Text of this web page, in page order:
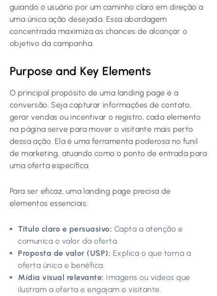
guiando o usuário por um caminho claro em direção a
uma única ação desejada. Essa abordagem
concentrada maximiza as chances de alcançar o
objetivo da campanha.
Purpose and Key Elements
O principal propósito de uma landing page é a
conversão. Seja capturar informações de contato,
gerar vendas ou incentivar o registro, cada elemento
na página serve para mover o visitante mais perto
dessa ação. Ela é uma ferramenta poderosa no funil
de marketing, atuando como o ponto de entrada para
uma oferta específica.
Para ser eficaz, uma landing page precisa de
elementos essenciais:
Título claro e persuasivo: Capta a atenção e
comunica o valor da oferta.
Proposta de valor (USP): Explica o que torna a
oferta única e benéfica.
Mídia visual relevante: Imagens ou vídeos que
ilustram a oferta e engajam o visitante.